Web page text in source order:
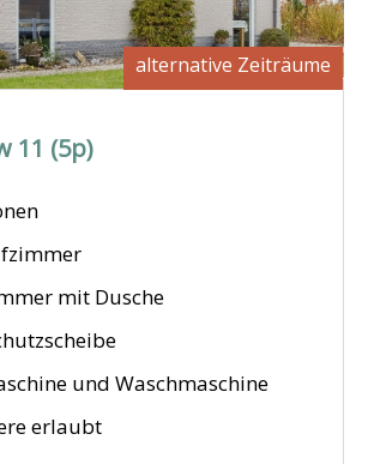
alternative Zeiträume
11 (5p)
mit Dusche
und Waschmaschine
erlaubt